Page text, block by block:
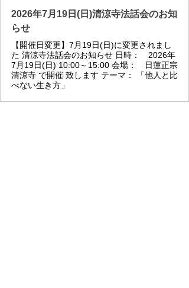
2026年7月19日(日)清涼寺法話会のお知
らせ
【開催日変更】7月19日(日)に変更されまし
た 清涼寺法話会のお知らせ 日時： 2026年
7月19日(日) 10:00～15:00 会場： 日蓮正宗
清涼寺 で開催 致します テーマ： 「他人と比
べない生き方」